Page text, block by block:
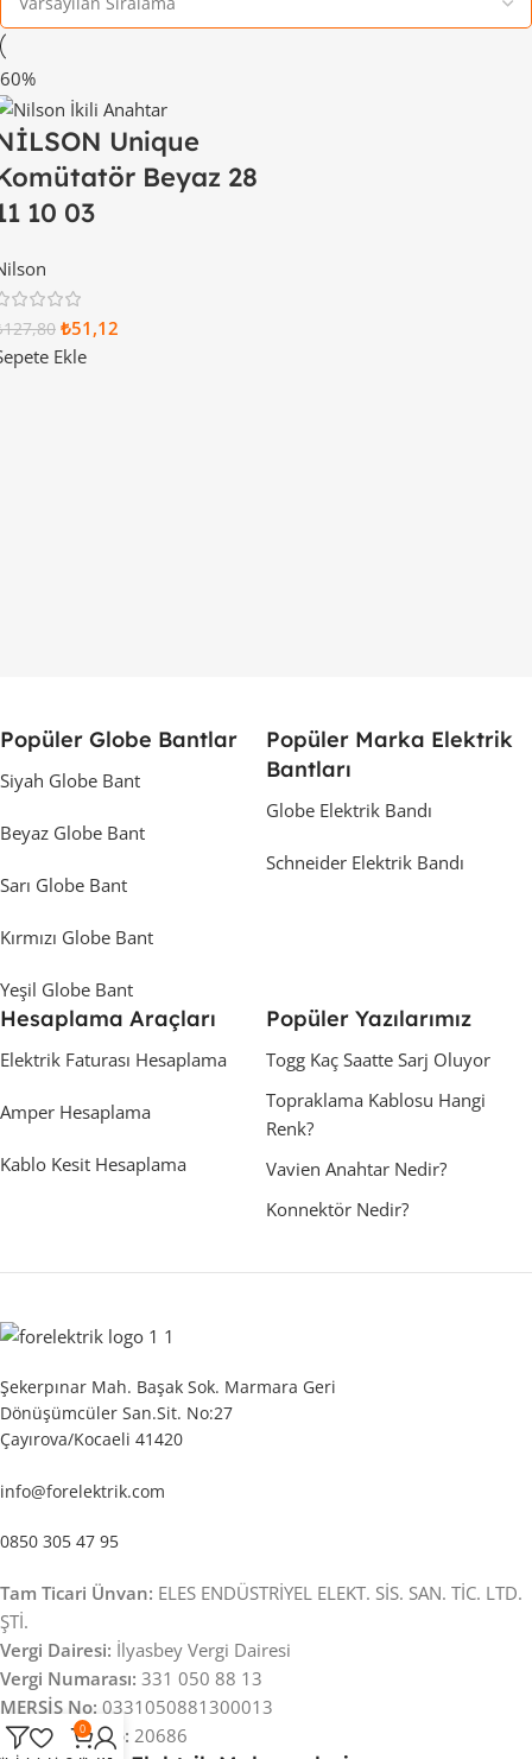
Unique
Beyaz 28
10 03
127,80 ₺51,12
Ekle
Popüler Globe Bantlar
Siyah Globe Bant
Beyaz Globe Bant
Sarı Globe Bant
Kırmızı Globe Bant
Yeşil Globe Bant
Popüler Marka Elektrik
Bantları
Globe Elektrik Bandı
Schneider Elektrik Bandı
Hesaplama Araçları
Elektrik Faturası Hesaplama
Amper Hesaplama
Kablo Kesit Hesaplama
Popüler Yazılarımız
Togg Kaç Saatte Sarj Oluyor
Topraklama Kablosu Hangi
Renk?
Vavien Anahtar Nedir?
Konnektör Nedir?
Şekerpınar Mah. Başak Sok. Marmara Geri
Dönüşümcüler San.Sit. No:27
Çayırova/Kocaeli 41420
info@forelektrik.com
0850 305 47 95
Tam Ticari Ünvan: ELES ENDÜSTRİYEL ELEKT. SİS. SAN. TİC. LTD.
ŞTİ.
Vergi Dairesi: İlyasbey Vergi Dairesi
Vergi Numarası: 331 050 88 13
MERSİS No: 0331050881300013
Ticaret Sicil No: 20686
0